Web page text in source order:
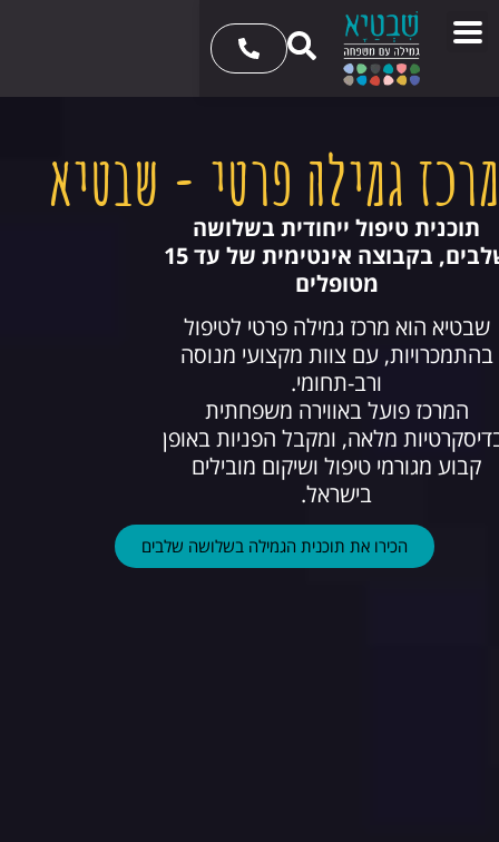
מרכז גמילה פרטי - שבטיא
תוכנית טיפול ייחודית בשלושה
שלבים, בקבוצה אינטימית של עד 15
מטופלים
שבטיא הוא מרכז גמילה פרטי לטיפול
בהתמכרויות, עם צוות מקצועי מנוסה
ורב-תחומי.
המרכז פועל באווירה משפחתית
מלאה, ומקבל הפניות באופן
קבוע מגורמי טיפול ושיקום מובילים
בישראל.
הכירו את תוכנית הגמילה בשלושה שלבים